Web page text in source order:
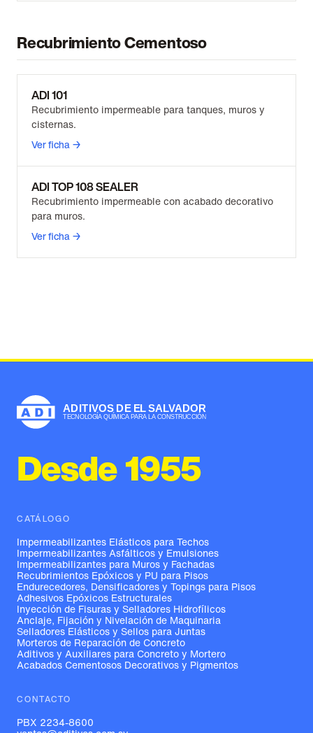
Recubrimiento Cementoso
ADI 101
Recubrimiento impermeable para tanques, muros y
cisternas.
Ver ficha →
ADI TOP 108 SEALER
Recubrimiento impermeable con acabado decorativo
para muros.
Ver ficha →
Desde 1955
CATÁLOGO
Impermeabilizantes Elásticos para Techos
Impermeabilizantes Asfálticos y Emulsiones
Impermeabilizantes para Muros y Fachadas
Recubrimientos Epóxicos y PU para Pisos
Endurecedores, Densificadores y Topings para Pisos
Adhesivos Epóxicos Estructurales
Inyección de Fisuras y Selladores Hidrofílicos
Anclaje, Fijación y Nivelación de Maquinaria
Selladores Elásticos y Sellos para Juntas
Morteros de Reparación de Concreto
Aditivos y Auxiliares para Concreto y Mortero
Acabados Cementosos Decorativos y Pigmentos
CONTACTO
PBX 2234-8600